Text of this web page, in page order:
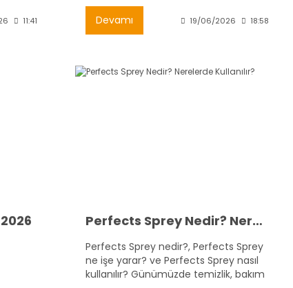
11:41
ve seçim rehberi burada.
Devamı 19/06/2026 18:58
Perfects Sprey Nedir? Nerelerde Kullanılır?
Perfects Sprey nedir?, Perfects Sprey
ne işe yarar? ve Perfects Sprey nasıl
kullanılır? Günümüzde temizlik, bakım